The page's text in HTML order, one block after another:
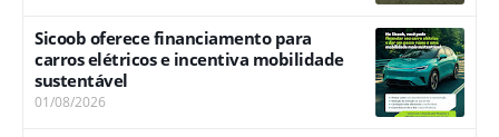
Sicoob oferece financiamento para
carros elétricos e incentiva mobilidade
sustentável
01/08/2026